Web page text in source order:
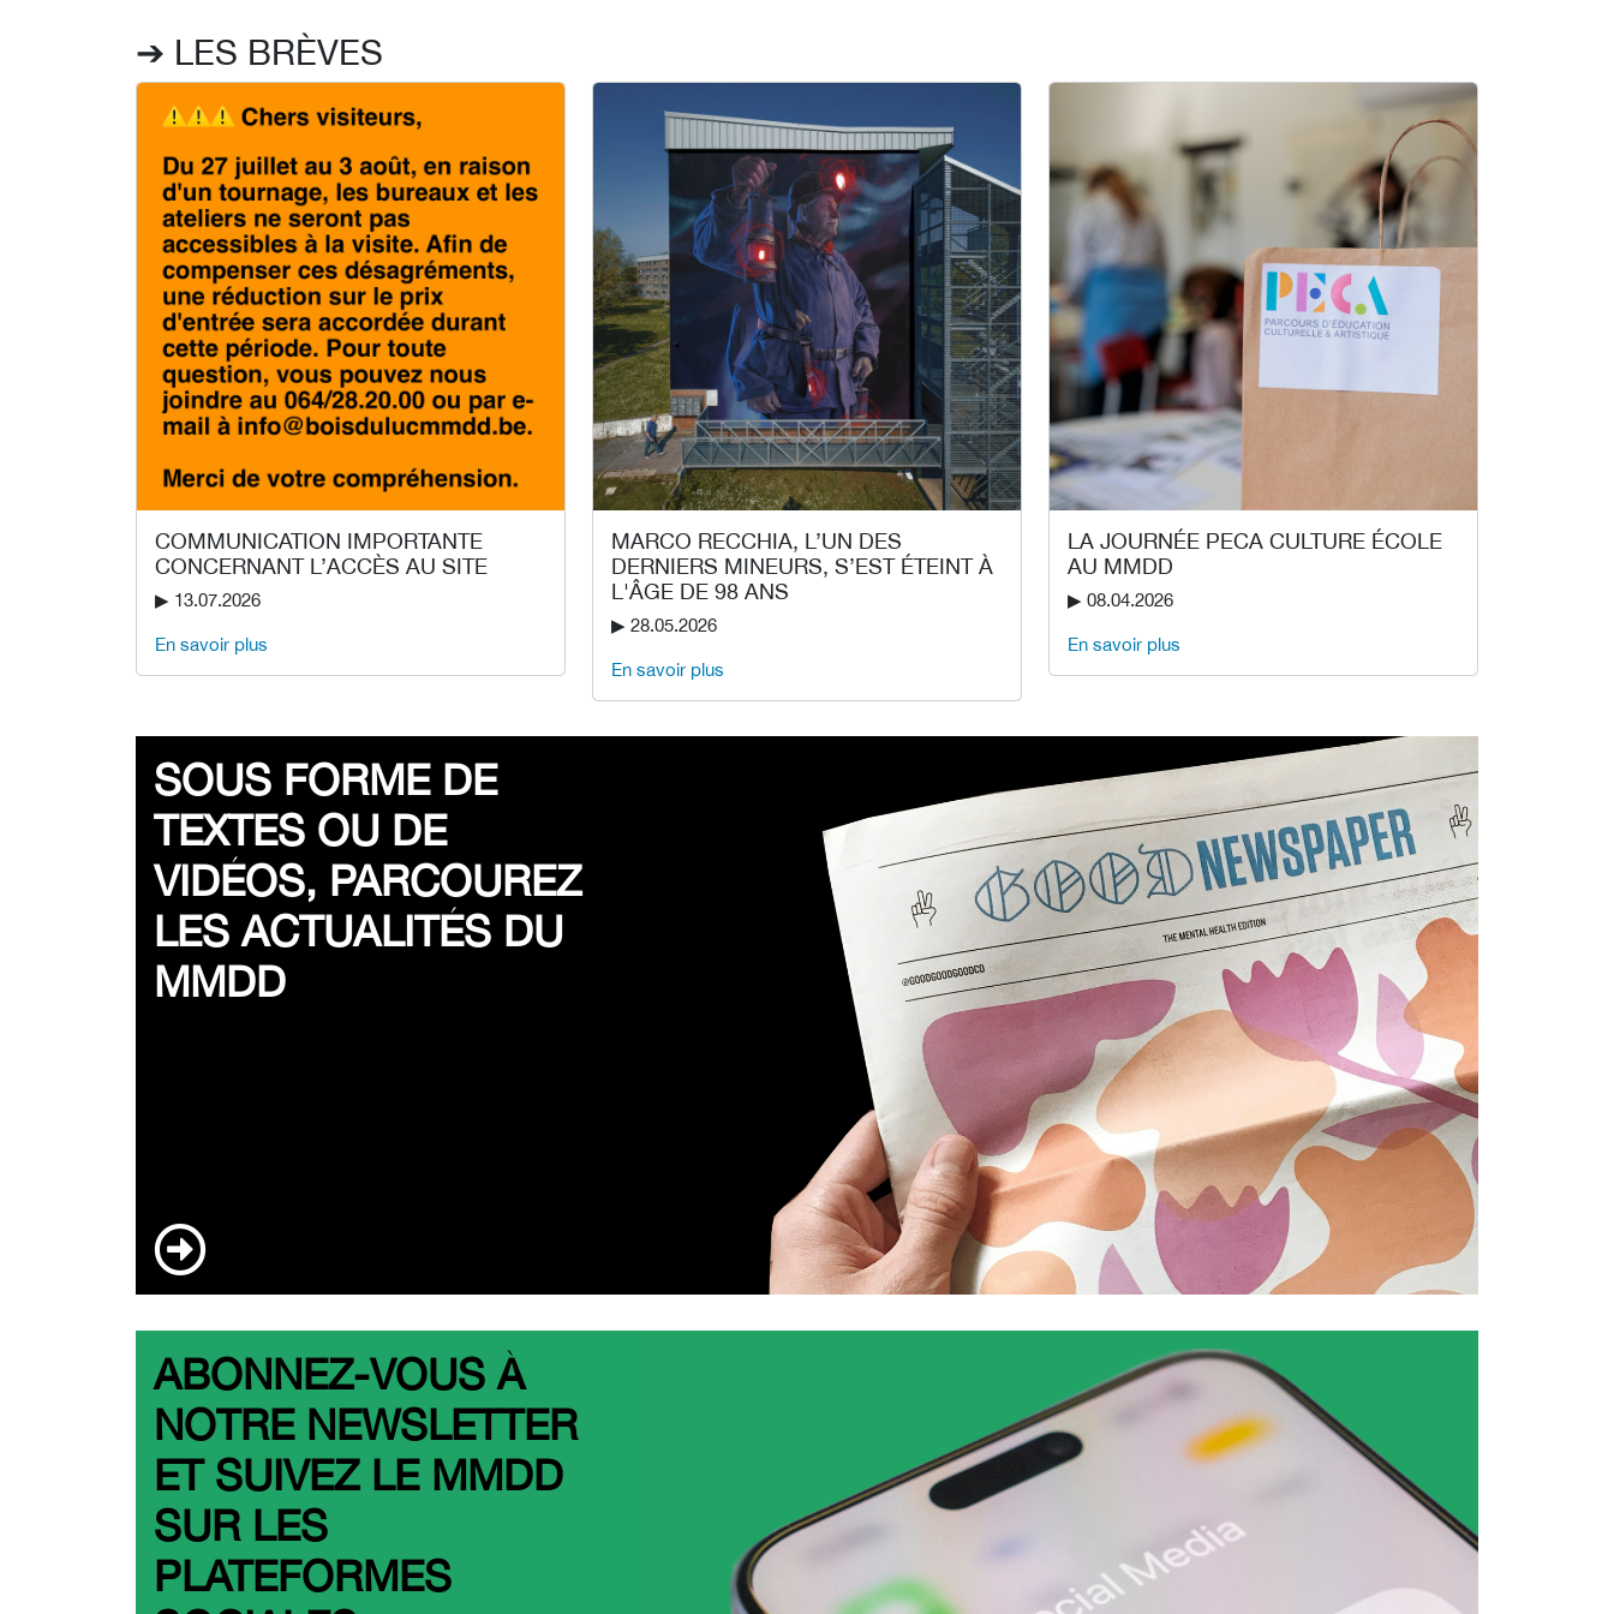
➔ LES BRÈVES
COMMUNICATION IMPORTANTE
CONCERNANT L’ACCÈS AU SITE
▶︎ 13.07.2026
En savoir plus
MARCO RECCHIA, L’UN DES
DERNIERS MINEURS, S’EST ÉTEINT À
L'ÂGE DE 98 ANS
▶︎ 28.05.2026
En savoir plus
LA JOURNÉE PECA CULTURE ÉCOLE
AU MMDD
▶︎ 08.04.2026
En savoir plus
SOUS FORME DE
TEXTES OU DE
VIDÉOS, PARCOUREZ
LES ACTUALITÉS DU
MMDD
ABONNEZ-VOUS À
NOTRE NEWSLETTER
ET SUIVEZ LE MMDD
SUR LES
PLATEFORMES